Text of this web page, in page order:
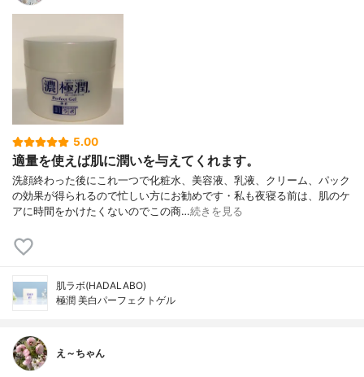
5.00
適量を使えば肌に潤いを与えてくれます。
洗顔終わった後にこれ一つで化粧水、美容液、乳液、クリーム、パック
の効果が得られるので忙しい方にお勧めです・私も夜寝る前は、肌のケ
アに時間をかけたくないのでこの商…続きを見る
肌ラボ(HADALABO)
極潤 美白パーフェクトゲル
え～ちゃん